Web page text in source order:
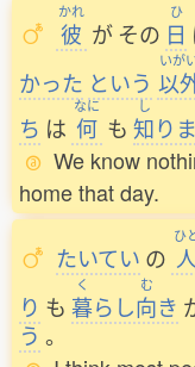
かれ
彼 が その
ひ
日
かった という
いが
以
ち は
なに
何 も
し
知り
We know
home that day.
たいてい の
ひ
り も
く
暮らし
む
向き
う 。